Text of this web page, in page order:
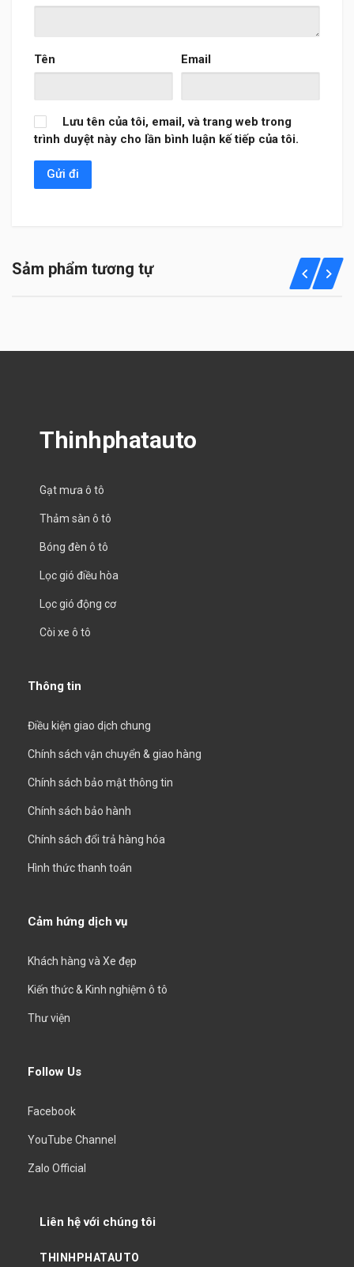
Tên Email
Lưu tên của tôi, email, và trang web trong
trình duyệt này cho lần bình luận kế tiếp của tôi.
Sảm phẩm tương tự
Thinhphatauto
Gạt mưa ô tô
Thảm sàn ô tô
Bóng đèn ô tô
Lọc gió điều hòa
Lọc gió động cơ
Còi xe ô tô
Thông tin
Điều kiện giao dịch chung
Chính sách vận chuyển & giao hàng
Chính sách bảo mật thông tin
Chính sách bảo hành
Chính sách đổi trả hàng hóa
Hình thức thanh toán
Cảm hứng dịch vụ
Khách hàng và Xe đẹp
Kiến thức & Kinh nghiệm ô tô
Thư viện
Follow Us
Facebook
YouTube Channel
Zalo Official
Liên hệ với chúng tôi
THINHPHATAUTO